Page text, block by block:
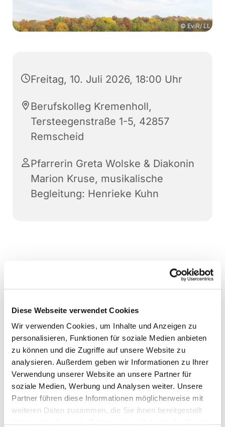
Diese Webseite verwendet Cookies
Wir verwenden Cookies, um Inhalte und Anzeigen zu
personalisieren, Funktionen für soziale Medien anbieten
zu können und die Zugriffe auf unsere Website zu
analysieren. Außerdem geben wir Informationen zu Ihrer
Verwendung unserer Website an unsere Partner für
soziale Medien, Werbung und Analysen weiter. Unsere
Partner führen diese Informationen möglicherweise mit
weiteren Daten zusammen, die Sie ihnen bereitgestellt
© EviR/ LL
Freitag, 10. Juli 2026, 18:00 Uhr
Berufskolleg Kremenholl,
Tersteegenstraße 1-5, 42857
Remscheid
Pfarrerin Greta Wolske & Diakonin
Marion Kruse, musikalische
Begleitung: Henrieke Kuhn